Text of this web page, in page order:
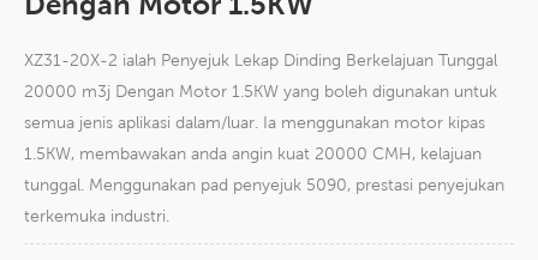
XZ31-20X-2 ialah Penyejuk Lekap Dinding Berkelajuan Tunggal
20000 m3j Dengan Motor 1.5KW yang boleh digunakan untuk
semua jenis aplikasi dalam/luar. Ia menggunakan motor kipas
1.5KW, membawakan anda angin kuat 20000 CMH, kelajuan
tunggal. Menggunakan pad penyejuk 5090, prestasi penyejukan
terkemuka industri.